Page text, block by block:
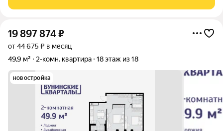
класса.Окруженный лесным массивом, миниатюрный корпус с
19 897 874₽
от 44 675 ₽ в месяц
49,9 м²
2-комн. квартира 18 этаж из 18
новостройка